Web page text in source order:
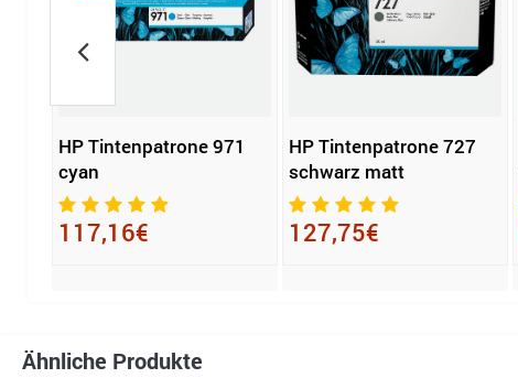
HP Tintenpatrone 971
cyan
117,16€
HP Tintenpatrone 727
schwarz matt
127,75€
Ähnliche Produkte